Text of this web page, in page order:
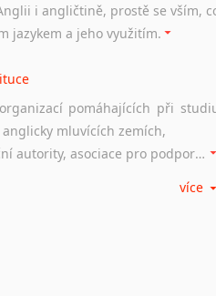
i angličtině, prostě se vším,
jazykem a jeho využitím.
pomáhajících při
mluvících zemích,
jazykové certifikační autority, asociace pro podporu jazykového vzdělávání ad.
více